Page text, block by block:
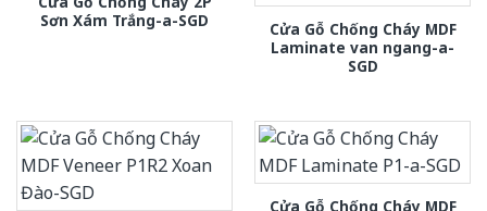
Sơn Xám Trắng-a-SGD
Cửa Gỗ Chống Cháy MDF
Laminate van ngang-a-
SGD
Cửa Gỗ Chống Cháy MDF